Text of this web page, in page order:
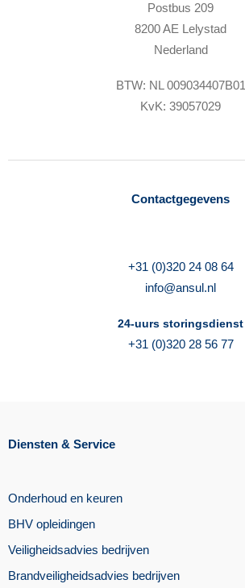
Postbus 209
8200 AE Lelystad
Nederland
BTW: NL 009034407B01
KvK: 39057029
Contactgegevens
+31 (0)320 24 08 64
info@ansul.nl
24-uurs storingsdienst
+31 (0)320 28 56 77
Diensten & Service
Onderhoud en keuren
BHV opleidingen
Veiligheidsadvies bedrijven
Brandveiligheidsadvies bedrijven